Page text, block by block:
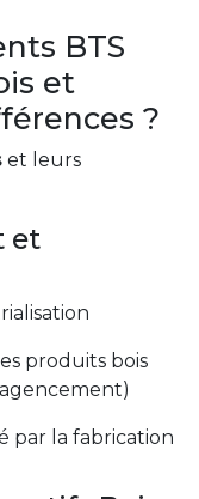
BTS
et
?
et leurs
et
produits bois
par la fabrication